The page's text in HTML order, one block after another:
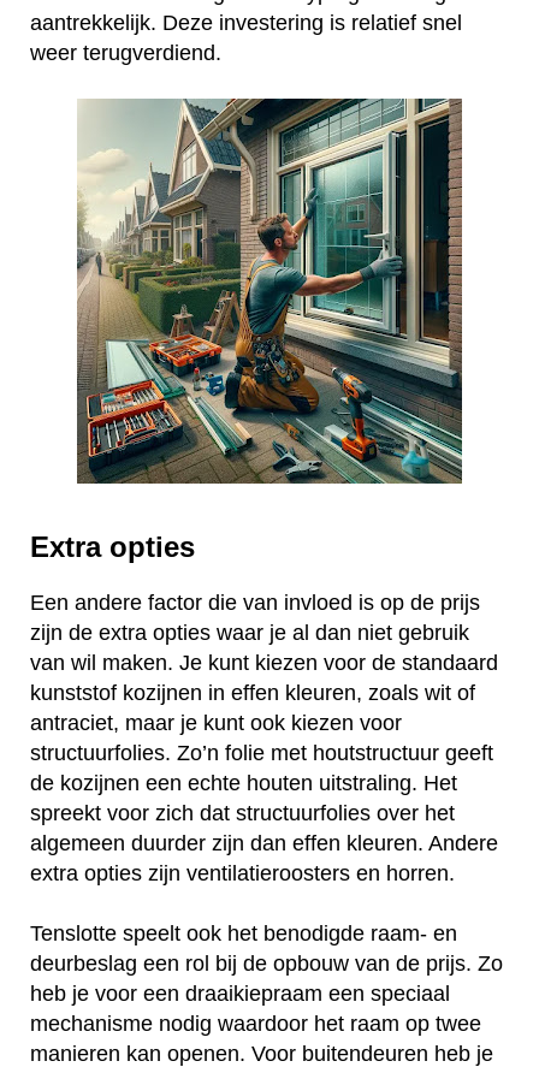
aantrekkelijk. Deze investering is relatief snel
weer terugverdiend.
Extra opties
Een andere factor die van invloed is op de prijs
zijn de extra opties waar je al dan niet gebruik
van wil maken. Je kunt kiezen voor de standaard
kunststof kozijnen in effen kleuren, zoals wit of
antraciet, maar je kunt ook kiezen voor
structuurfolies. Zo’n folie met houtstructuur geeft
de kozijnen een echte houten uitstraling. Het
spreekt voor zich dat structuurfolies over het
algemeen duurder zijn dan effen kleuren. Andere
extra opties zijn ventilatieroosters en horren.
Tenslotte speelt ook het benodigde raam- en
deurbeslag een rol bij de opbouw van de prijs. Zo
heb je voor een draaikiepraam een speciaal
mechanisme nodig waardoor het raam op twee
manieren kan openen. Voor buitendeuren heb je